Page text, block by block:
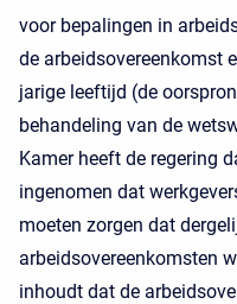
voor bepalingen in
de arbeidsovereenkomst
jarige leeftijd (de
behandeling van de
Kamer heeft de regering
ingenomen dat
moeten zorgen dat
arbeidsovereenkomsten
inhoudt dat de